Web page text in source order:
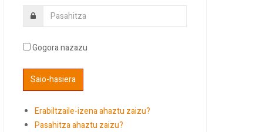
Gogora nazazu
Erabiltzaile-izena ahaztu zaizu?
Pasahitza ahaztu zaizu?